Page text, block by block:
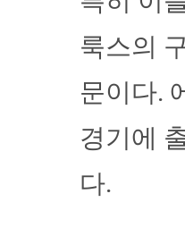
룩스의
문이다.
경기에
다.